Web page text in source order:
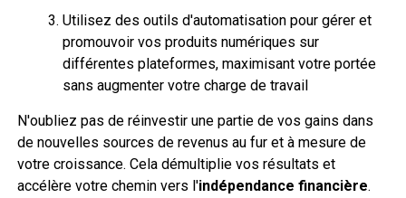
Utilisez des outils d'automatisation pour gérer et
promouvoir vos produits numériques sur
différentes plateformes, maximisant votre portée
sans augmenter votre charge de travail
N'oubliez pas de réinvestir une partie de vos gains dans
de nouvelles sources de revenus au fur et à mesure de
votre croissance. Cela démultiplie vos résultats et
accélère votre chemin vers l'indépendance financière.